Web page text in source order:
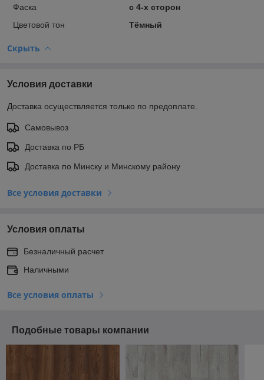
Фаска
с 4-х сторон
Цветовой тон
Тёмный
Скрыть
Условия доставки
Доставка осуществляется только по предоплате.
Самовывоз
Доставка по РБ
Доставка по Минску и Минскому району
Все условия доставки
Условия оплаты
Безналичный расчет
Наличными
Все условия оплаты
Подобные товары компании